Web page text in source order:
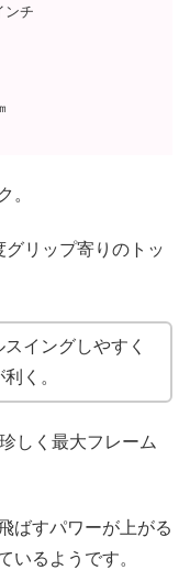
ンチ
。
リップ寄りのトッ
イングしやすく
く。
しく最大フレーム
ばすパワーが上がる
いるようです。